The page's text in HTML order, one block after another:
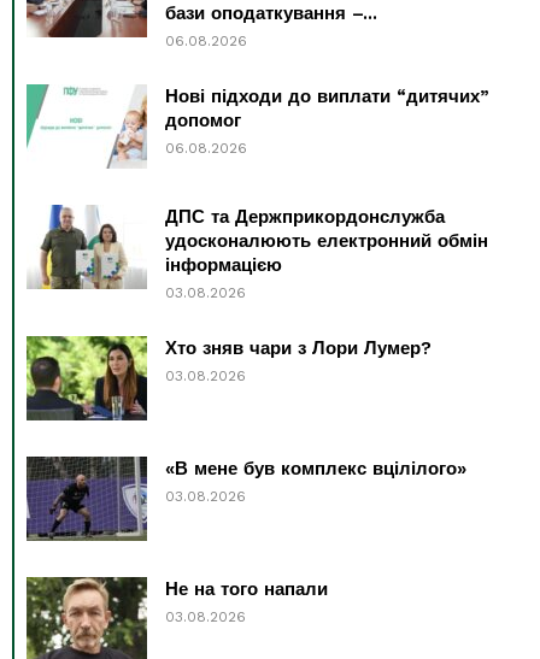
бази оподаткування –...
06.08.2026
Нові підходи до виплати “дитячих”
допомог
06.08.2026
ДПС та Держприкордонслужба
удосконалюють електронний обмін
інформацією
03.08.2026
Хто зняв чари з Лори Лумер?
03.08.2026
«В мене був комплекс вцілілого»
03.08.2026
Не на того напали
03.08.2026